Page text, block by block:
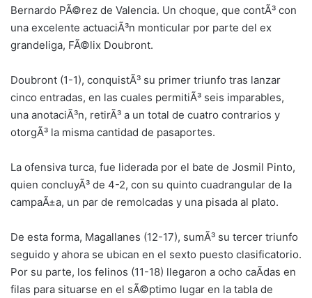
Bernardo PÃ©rez de Valencia. Un choque, que contÃ³ con
una excelente actuaciÃ³n monticular por parte del ex
grandeliga, FÃ©lix Doubront.
Doubront (1-1), conquistÃ³ su primer triunfo tras lanzar
cinco entradas, en las cuales permitiÃ³ seis imparables,
una anotaciÃ³n, retirÃ³ a un total de cuatro contrarios y
otorgÃ³ la misma cantidad de pasaportes.
La ofensiva turca, fue liderada por el bate de Josmil Pinto,
quien concluyÃ³ de 4-2, con su quinto cuadrangular de la
campaÃ±a, un par de remolcadas y una pisada al plato.
De esta forma, Magallanes (12-17), sumÃ³ su tercer triunfo
seguido y ahora se ubican en el sexto puesto clasificatorio.
Por su parte, los felinos (11-18) llegaron a ocho caÃ­das en
filas para situarse en el sÃ©ptimo lugar en la tabla de